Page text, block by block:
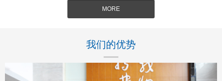
MORE
我们的优势